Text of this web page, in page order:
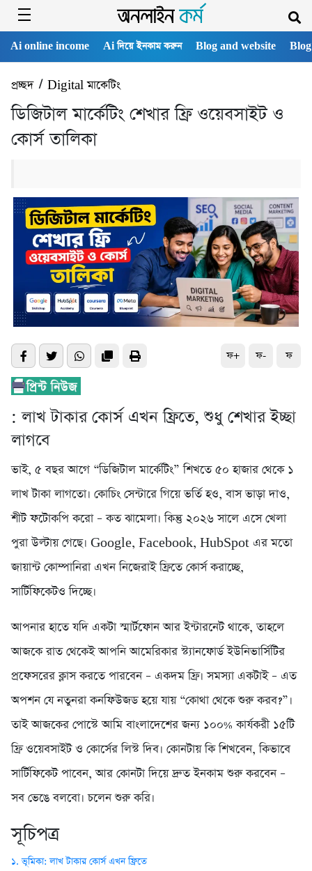
Ai online income Ai দিয়ে ইনকাম করুন Blog and website
প্রচ্ছদ/ Digital মাকেটিং
ডিজিটাল মার্কেটিং শেখার ফ্রি ওয়েবসাইট ও
কোর্স তালিকা
ফ+ ফ- ফ
: লাখ টাকার কোর্স এখন ফ্রিতে, শুধু শেখার ইচ্ছা
লাগবে
ভাই, ৫ বছর আগে “ডিজিটাল মার্কেটিং” শিখতে ৫০ হাজার থেকে ১
লাখ টাকা লাগতো। কোচিং সেন্টারে গিয়ে ভর্তি হও, বাস ভাড়া দাও,
শীট ফটোকপি করো – কত ঝামেলা। কিন্তু ২০২৬ সালে এসে খেলা
পুরা উল্টায় গেছে। Google, Facebook, HubSpot এর মতো
জায়ান্ট কোম্পানিরা এখন নিজেরাই ফ্রিতে কোর্স করাচ্ছে,
সার্টিফিকেটও দিচ্ছে।
আপনার হাতে যদি একটা স্মার্টফোন আর ইন্টারনেট থাকে, তাহলে
আজকে রাত থেকেই আপনি আমেরিকার স্ট্যানফোর্ড ইউনিভার্সিটির
প্রফেসরের ক্লাস করতে পারবেন – একদম ফ্রি। সমস্যা একটাই – এত
অপশন যে নতুনরা কনফিউজড হয়ে যায় “কোথা থেকে শুরু করব?”।
তাই আজকের পোস্টে আমি বাংলাদেশের জন্য ১০০% কার্যকরী ১৫টি
ফ্রি ওয়েবসাইট ও কোর্সের লিস্ট দিব। কোনটায় কি শিখবেন, কিভাবে
সার্টিফিকেট পাবেন, আর কোনটা দিয়ে দ্রুত ইনকাম শুরু করবেন –
সব ভেঙে বলবো। চলেন শুরু করি।
সূচিপত্র
১. ভূমিকা: লাখ টাকার কোর্স এখন ফ্রিতে